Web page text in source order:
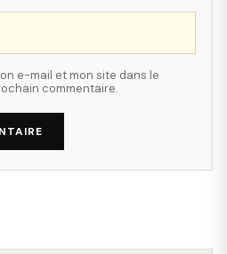
e-mail et mon site dans le
commentaire.